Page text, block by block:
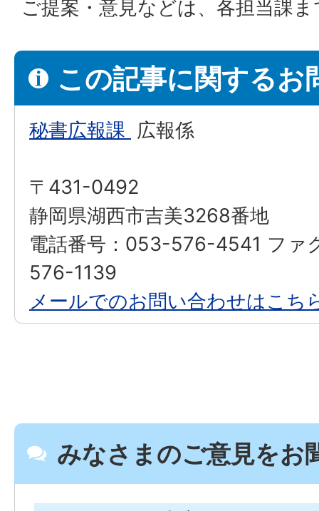
ご提案・意見などは、各担当課
この記事に関するお
秘書広報課 広報係
〒431-0492
静岡県湖西市吉美3268番地
電話番号：053-576-4541 ファ
576-1139
メールでのお問い合わせはこち
みなさまのご意見をお